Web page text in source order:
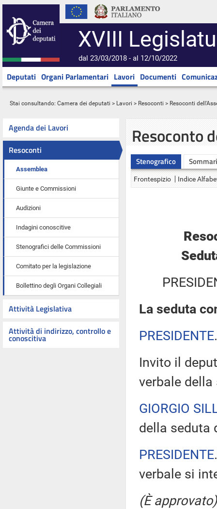
XVIII
dal 23/03/2018 - al 12/10/2022
Deputati Organi Parlamentari Lavori Documenti
Stai consultando: Camera dei deputati > Lavori > Resoconti > Resoconti
Agenda dei Lavori
Resoconti
Assemblea
Giunte e Commissioni
Audizioni
Indagini conoscitive
Stenografici delle Commissioni
Comitato per la legislazione
Bollettino degli Organi Collegiali
Attività Legislativa
Attività di indirizzo, controllo e
conoscitiva
Resoconto
Stenografico
Frontespizio Indice
La seduta
PRESIDENTE
Invito il
verbale della
GIORGIO
della seduta
PRESIDENTE
verbale si
(È approvato)